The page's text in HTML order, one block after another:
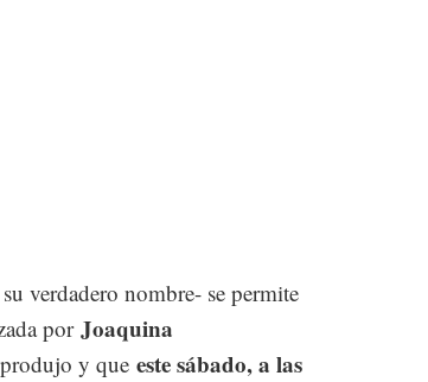
verdadero nombre- se permite
por Joaquina
y que este sábado, a las